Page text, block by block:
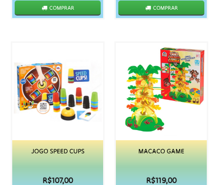
COMPRAR COMPRAR
JOGO SPEED CUPS
R$107,00
MACACO GAME
R$119,00